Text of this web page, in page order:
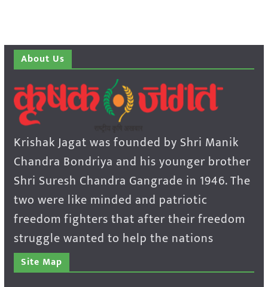
About Us
Krishak Jagat was founded by Shri Manik
Chandra Bondriya and his younger brother
Shri Suresh Chandra Gangrade in 1946. The
two were like minded and patriotic
freedom fighters that after their freedom
struggle wanted to help the nations
Site Map